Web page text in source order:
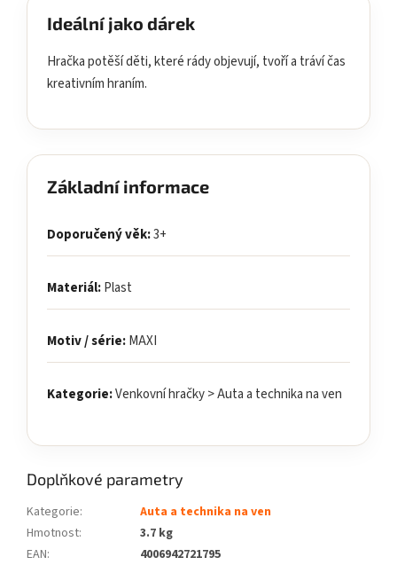
Ideální jako dárek
Hračka potěší děti, které rády objevují, tvoří a tráví čas
kreativním hraním.
Základní informace
Doporučený věk:3+
Materiál:Plast
Motiv / série:MAXI
Kategorie:Venkovní hračky > Auta a technika na ven
Doplňkové parametry
Kategorie:
Auta a technika na ven
Hmotnost:
3.7 kg
EAN:
4006942721795